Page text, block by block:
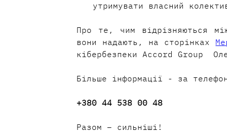
утримувати власний
Про те, чим відрізняються
вони надають, на сторінках
кібербезпеки Accord Group
Більше інформації - за
+380 44 538 00 48
Разом – сильніші!